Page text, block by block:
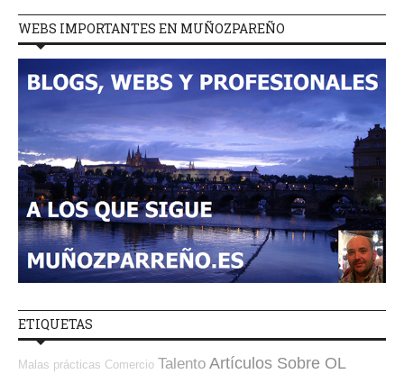
WEBS IMPORTANTES EN MUÑOZPAREÑO
ETIQUETAS
Malas prácticas Comercio Talento Artículos Sobre OL